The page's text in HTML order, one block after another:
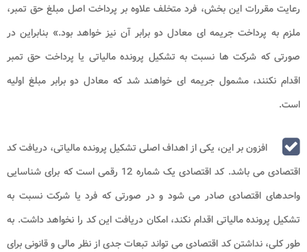
رعایت مقررات این بخش، فرد متخلف علاوه بر پرداخت اصل مبلغ حق تمبر،
ملزم به پرداخت جریمه ای معادل دو برابر آن نیز خواهد بود.» بنابراین در
صورتی که شرکت ها نسبت به تشکیل پرونده مالیاتی یا پرداخت حق تمبر
اقدام نکنند، مشمول جریمه ای خواهند شد که معادل دو برابر مبلغ اولیه
است.
افزون بر این، یکی از اهداف اصلی تشکیل پرونده مالیاتی، دریافت کد
اقتصادی می باشد. کد اقتصادی یک شماره 12 رقمی است که برای شناسایی
واحدهای اقتصادی صادر می شود و در صورتی که فرد یا شرکت نسبت به
تشکیل پرونده مالیاتی اقدام نکند، امکان دریافت این کد را نخواهد داشت. به
طور کلی، نداشتن کد اقتصادی می تواند تبعات جدی از نظر مالی و قانونی برای